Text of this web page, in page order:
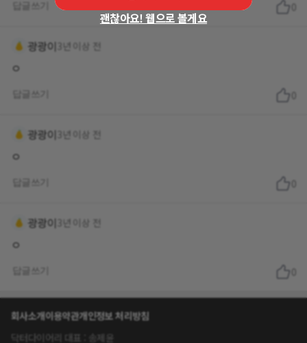
광광이 3년 이상 전
ㅇ
광광이 3년 이상 전
ㅇ
광광이 3년 이상 전
ㅇ
회사소개이용약관개인정보 처리방침
닥터다이어리 대표 : 송제윤
괜찮아요! 웹으로 볼게요